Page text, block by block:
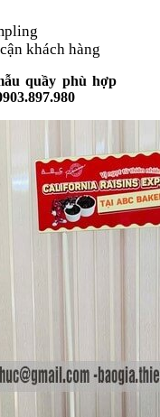
khách hàng
quầy phù hợp